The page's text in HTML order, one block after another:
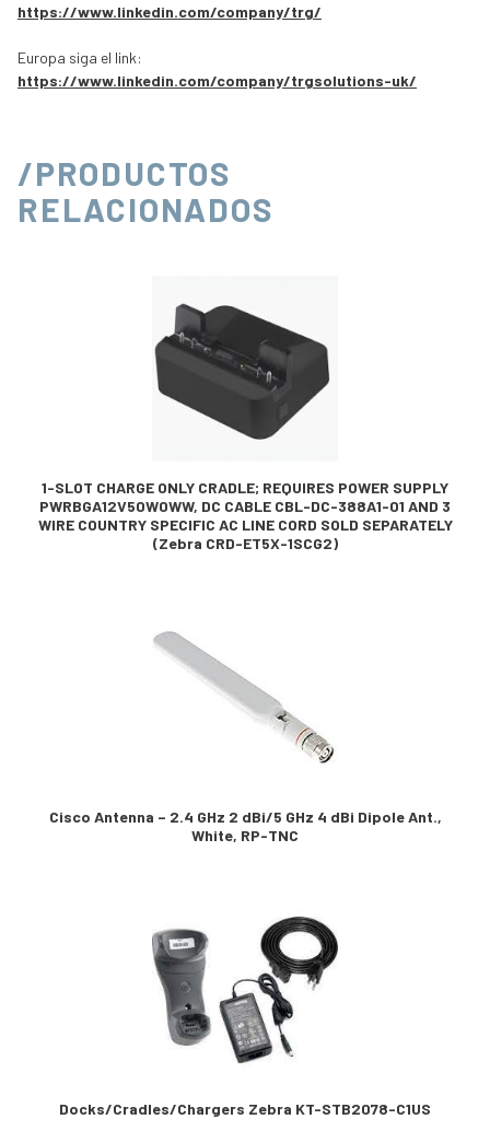
https://www.linkedin.com/company/trg/
Europa siga el link:
https://www.linkedin.com/company/trgsolutions-uk/
/PRODUCTOS
RELACIONADOS
1-SLOT CHARGE ONLY CRADLE; REQUIRES POWER SUPPLY
PWRBGA12V50W0WW, DC CABLE CBL-DC-388A1-01 AND 3
WIRE COUNTRY SPECIFIC AC LINE CORD SOLD SEPARATELY
(Zebra CRD-ET5X-1SCG2)
Cisco Antenna – 2.4 GHz 2 dBi/5 GHz 4 dBi Dipole Ant.,
White, RP-TNC
Docks/Cradles/Chargers Zebra KT-STB2078-C1US